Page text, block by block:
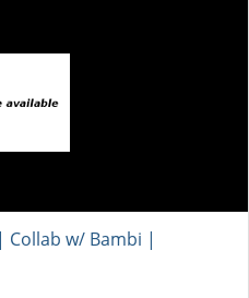
Collab w/ Bambi |